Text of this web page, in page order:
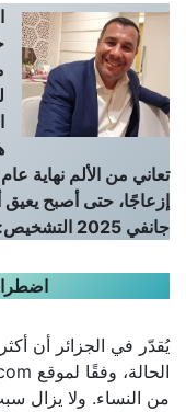
إزعاجًا، حتى أصبح
جانفي 2025 التشخيص: التهاب مفصل الإبهام.
يُقدّر في الجزائر أن
من النساء. ولا يزال